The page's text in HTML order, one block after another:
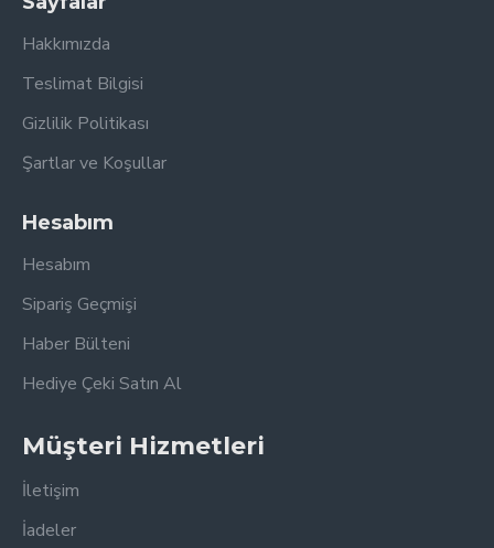
Hakkımızda
Teslimat Bilgisi
Gizlilik Politikası
Şartlar ve Koşullar
Hesabım
Hesabım
Sipariş Geçmişi
Haber Bülteni
Hediye Çeki Satın Al
Müşteri Hizmetleri
İletişim
İadeler